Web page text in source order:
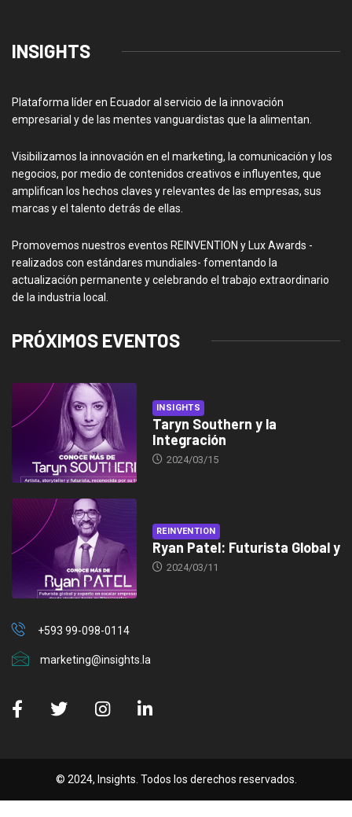
INSIGHTS
Plataforma líder en Ecuador al servicio de la innovación
empresarial y de las mentes vanguardistas que la alimentan.
Visibilizamos la innovación en el marketing, la comunicación y los
negocios, por medio de contenidos creativos e influyentes, que
amplifican los hechos claves y relevantes de las empresas, sus
marcas y el talento detrás de ellas.
Promovemos nuestros eventos REINVENTION y Lux Awards -
realizados con estándares mundiales- fomentando la
actualización permanente y celebrando el trabajo extraordinario
de la industria local.
PRÓXIMOS EVENTOS
INSIGHTS
Taryn Southern y la
Integración
2024/03/15
REINVENTION
Ryan Patel: Futurista Global y
2024/03/11
+593 99-098-0114
marketing@insights.la
© 2024, Insights. Todos los derechos reservados.